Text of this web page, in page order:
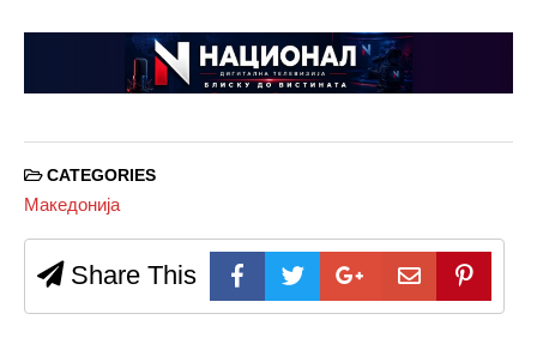
CATEGORIES
Македонија
Share This